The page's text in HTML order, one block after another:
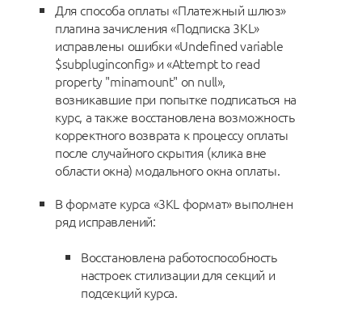
Для способа оплаты «Платежный шлюз»
плагина зачисления «Подписка 3KL»
исправлены ошибки «Undefined variable
$subpluginconfig» и «Attempt to read
property "minamount" on null»,
возникавшие при попытке подписаться на
курс, а также восстановлена возможность
корректного возврата к процессу оплаты
после случайного скрытия (клика вне
области окна) модального окна оплаты.
В формате курса «3KL формат» выполнен
ряд исправлений:
Восстановлена работоспособность
настроек стилизации для секций и
подсекций курса.